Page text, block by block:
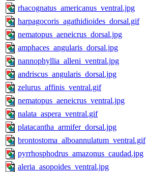
rhacognatus_americanus_ventral.jpg
harpagocoris_agathidioides_dorsal.gif
nematopus_aeneicrus_dorsal.jpg
amphaces_angularis_dorsal.jpg
nannophyllia_alleni_ventral.jpg
andriscus_angularis_dorsal.jpg
zelurus_affinis_ventral.gif
nematopus_aeneicrus_ventral.jpg
nalata_aspera_ventral.gif
platacantha_armifer_dorsal.jpg
brontostoma_alboannulatum_ventral.gif
pyrrhosphodrus_amazonus_caudad.jpg
aleria_asopoides_ventral.jpg